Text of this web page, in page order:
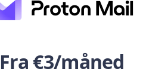
Fra €3/måned